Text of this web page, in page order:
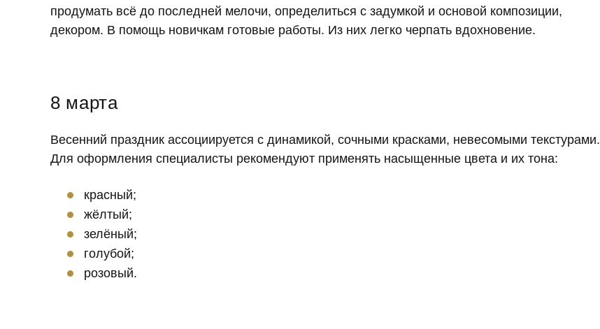
продумать всё до последней мелочи, определиться с задумкой и основой композиции,
декором. В помощь новичкам готовые работы. Из них легко черпать вдохновение.
8 марта
Весенний праздник ассоциируется с динамикой, сочными красками, невесомыми текстурами.
Для оформления специалисты рекомендуют применять насыщенные цвета и их тона:
красный;
жёлтый;
зелёный;
голубой;
розовый.